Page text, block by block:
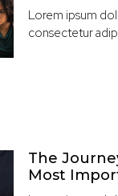
Lorem ipsum
consectetur
The
Most